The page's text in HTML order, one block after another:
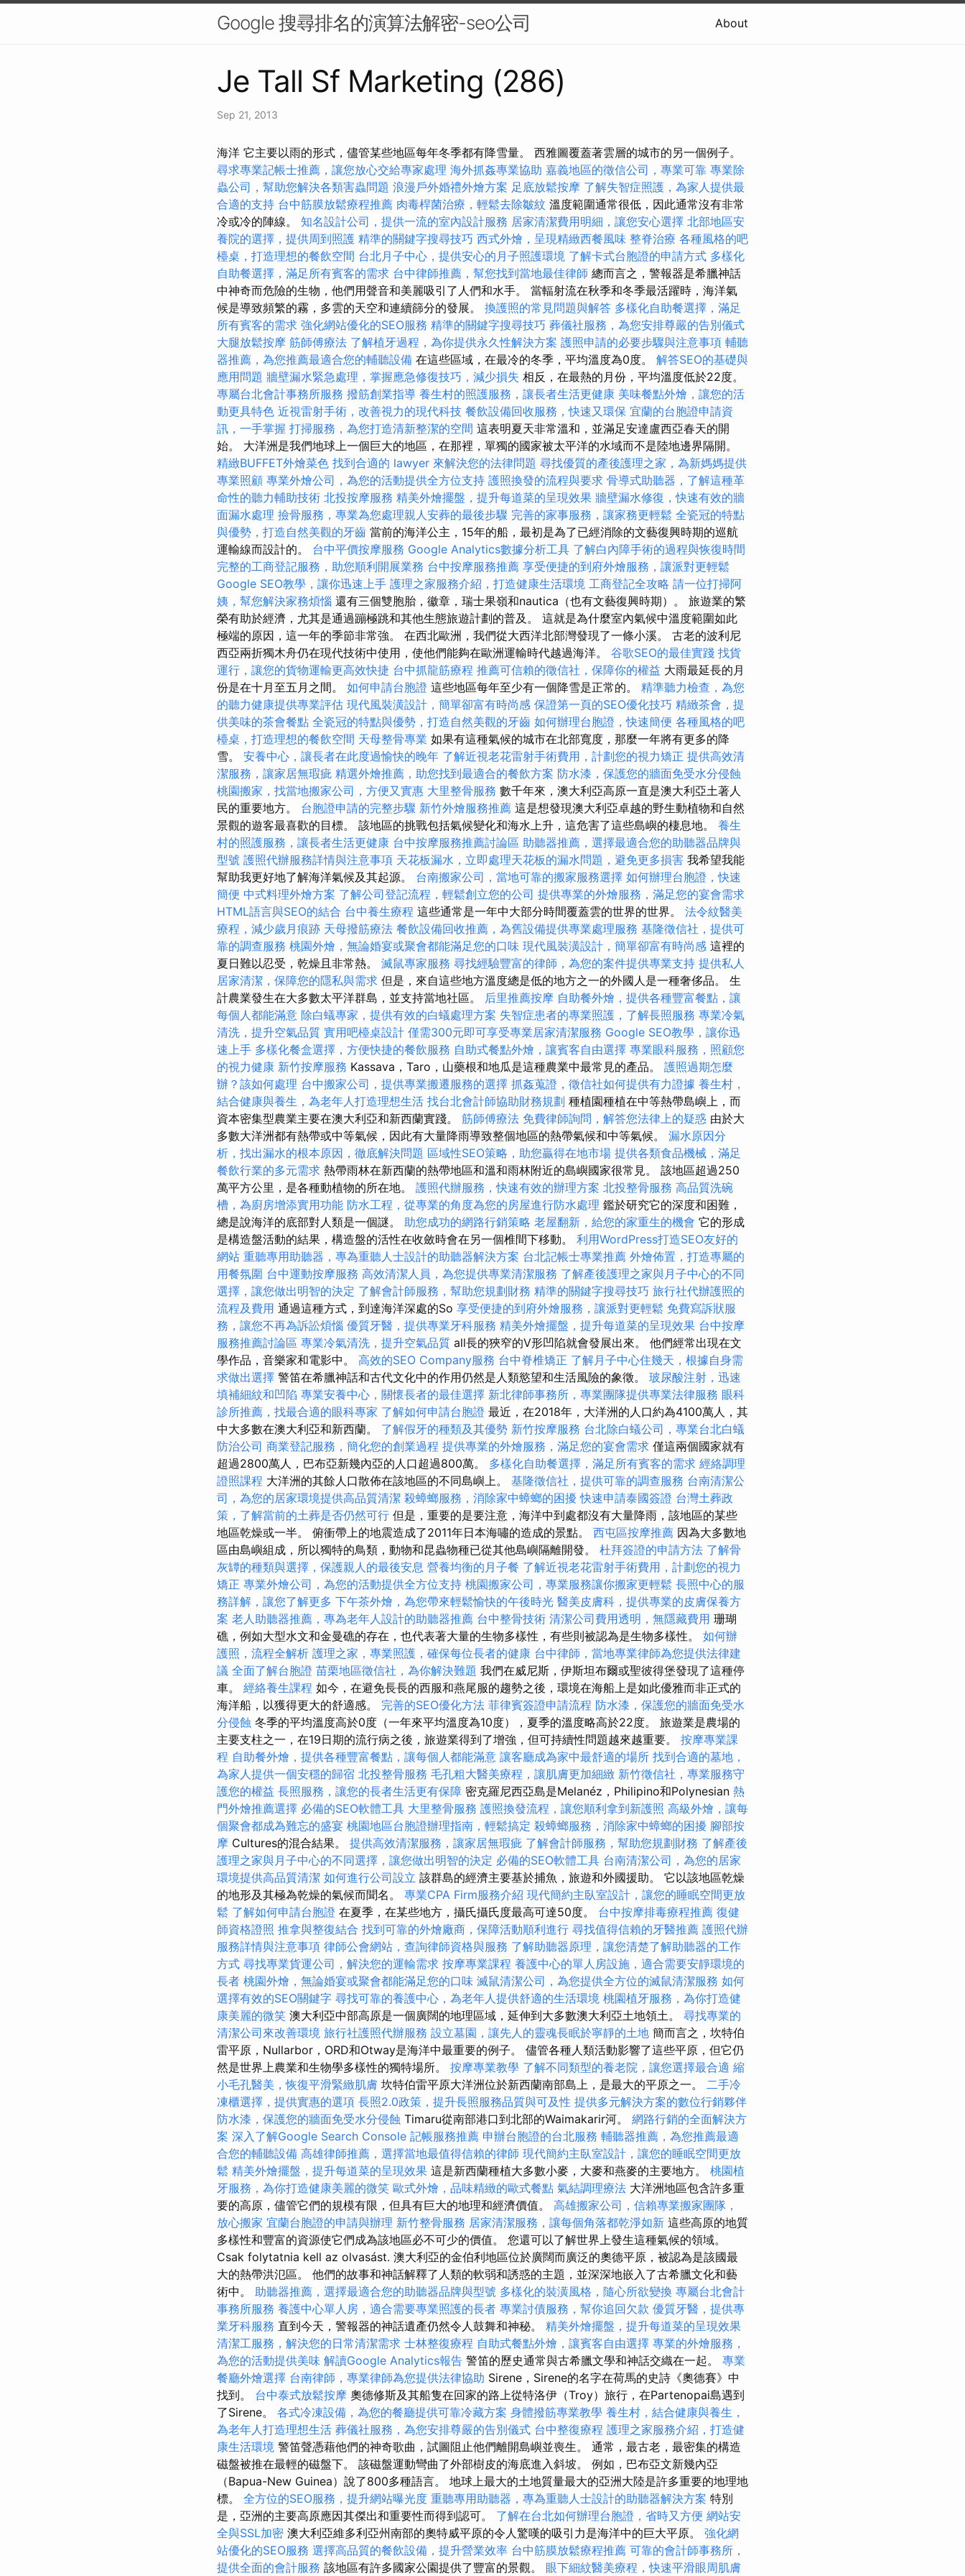
Google 搜尋排名的演算法解密-seo公司 About
Je Tall Sf Marketing (286)
Sep 21, 2013
海洋 它主要以雨的形式，儘管某些地區每年冬季都有降雪量。 西雅圖覆蓋著雲層的城市的另一個例子。
尋求專業記帳士推薦，讓您放心交給專家處理 海外抓姦專業協助 嘉義地區的徵信公司，專業可靠 專業除
蟲公司，幫助您解決各類害蟲問題 浪漫戶外婚禮外燴方案 足底放鬆按摩 了解失智症照護，為家人提供最
合適的支持 台中筋膜放鬆療程推薦 肉毒桿菌治療，輕鬆去除皺紋 溫度範圍通常很低，因此通常沒有非常
冷或冷的陣線。 知名設計公司，提供一流的室內設計服務 居家清潔費用明細，讓您安心選擇 北部地區安
養院的選擇，提供周到照護 精準的關鍵字搜尋技巧 西式外燴，呈現精緻西餐風味 整脊治療 各種風格的吧
檯桌，打造理想的餐飲空間 台北月子中心，提供安心的月子照護環境 了解卡式台胞證的申請方式 多樣化
自助餐選擇，滿足所有賓客的需求 台中律師推薦，幫您找到當地最佳律師 總而言之，警報器是希臘神話
中神奇而危險的生物，他們用聲音和美麗吸引了人們和水手。 當輻射流在秋季和冬季最活躍時，海洋氣
候是導致頻繁的霧，多雲的天空和連續篩分的發展。 換護照的常見問題與解答 多樣化自助餐選擇，滿足
所有賓客的需求 強化網站優化的SEO服務 精準的關鍵字搜尋技巧 葬儀社服務，為您安排尊嚴的告別儀式
大腿放鬆按摩 筋師傅療法 了解植牙過程，為你提供永久性解決方案 護照申請的必要步驟與注意事項 輔聽
器推薦，為您推薦最適合您的輔聽設備 在這些區域，在最冷的冬季，平均溫度為0度。 解答SEO的基礎與
應用問題 牆壁漏水緊急處理，掌握應急修復技巧，減少損失 相反，在最熱的月份，平均溫度低於22度。
專屬台北會計事務所服務 撥筋創業指導 養生村的照護服務，讓長者生活更健康 美味餐點外燴，讓您的活
動更具特色 近視雷射手術，改善視力的現代科技 餐飲設備回收服務，快速又環保 宜蘭的台胞證申請資
訊，一手掌握 打掃服務，為您打造清新整潔的空間 這表明夏天非常溫和，並滿足安達盧西亞春天的開
始。 大洋洲是我們地球上一個巨大的地區，在那裡，單獨的國家被太平洋的水域而不是陸地邊界隔開。
精緻BUFFET外燴菜色 找到合適的 lawyer 來解決您的法律問題 尋找優質的產後護理之家，為新媽媽提供
專業照顧 專業外燴公司，為您的活動提供全方位支持 護照換發的流程與要求 骨導式助聽器，了解這種革
命性的聽力輔助技術 北投按摩服務 精美外燴擺盤，提升每道菜的呈現效果 牆壁漏水修復，快速有效的牆
面漏水處理 撿骨服務，專業為您處理親人安葬的最後步驟 完善的家事服務，讓家務更輕鬆 全瓷冠的特點
與優勢，打造自然美觀的牙齒 當前的海洋公主，15年的船，最初是為了已經消除的文藝復興時期的巡航
運輸線而設計的。 台中平價按摩服務 Google Analytics數據分析工具 了解白內障手術的過程與恢復時間
完整的工商登記服務，助您順利開展業務 台中按摩服務推薦 享受便捷的到府外燴服務，讓派對更輕鬆
Google SEO教學，讓你迅速上手 護理之家服務介紹，打造健康生活環境 工商登記全攻略 請一位打掃阿
姨，幫您解決家務煩惱 還有三個雙胞胎，徽章，瑞士果嶺和nautica（也有文藝復興時期）。 旅遊業的繁
榮有助於經濟，尤其是通過蹦極跳和其他生態旅遊計劃的普及。 這就是為什麼室內氣候中溫度範圍如此
極端的原因，這一年的季節非常強。 在西北歐洲，我們從大西洋北部灣發現了一條小溪。 古老的波利尼
西亞兩折獨木舟仍在現代技術中使用，使他們能夠在歐洲運輸時代越過海洋。 谷歌SEO的最佳實踐 找貨
運行，讓您的貨物運輸更高效快捷 台中抓龍筋療程 推薦可信賴的徵信社，保障你的權益 大雨最延長的月
份是在十月至五月之間。 如何申請台胞證 這些地區每年至少有一個降雪是正常的。 精準聽力檢查，為您
的聽力健康提供專業評估 現代風裝潢設計，簡單卻富有時尚感 保證第一頁的SEO優化技巧 精緻茶會，提
供美味的茶會餐點 全瓷冠的特點與優勢，打造自然美觀的牙齒 如何辦理台胞證，快速簡便 各種風格的吧
檯桌，打造理想的餐飲空間 天母整骨專業 如果有這種氣候的城市在北部寬度，那麼一年將有更多的降
雪。 安養中心，讓長者在此度過愉快的晚年 了解近視老花雷射手術費用，計劃您的視力矯正 提供高效清
潔服務，讓家居無瑕疵 精選外燴推薦，助您找到最適合的餐飲方案 防水漆，保護您的牆面免受水分侵蝕
桃園搬家，找當地搬家公司，方便又實惠 大里整骨服務 數千年來，澳大利亞高原一直是澳大利亞土著人
民的重要地方。 台胞證申請的完整步驟 新竹外燴服務推薦 這是想發現澳大利亞卓越的野生動植物和自然
景觀的遊客最喜歡的目標。 該地區的挑戰包括氣候變化和海水上升，這危害了這些島嶼的棲息地。 養生
村的照護服務，讓長者生活更健康 台中按摩服務推薦討論區 助聽器推薦，選擇最適合您的助聽器品牌與
型號 護照代辦服務詳情與注意事項 天花板漏水，立即處理天花板的漏水問題，避免更多損害 我希望我能
幫助我更好地了解海洋氣候及其起源。 台南搬家公司，當地可靠的搬家服務選擇 如何辦理台胞證，快速
簡便 中式料理外燴方案 了解公司登記流程，輕鬆創立您的公司 提供專業的外燴服務，滿足您的宴會需求
HTML語言與SEO的結合 台中養生療程 這些通常是一年中大部分時間覆蓋雲的世界的世界。 法令紋醫美
療程，減少歲月痕跡 天母撥筋療法 餐飲設備回收推薦，為舊設備提供專業處理服務 基隆徵信社，提供可
靠的調查服務 桃園外燴，無論婚宴或聚會都能滿足您的口味 現代風裝潢設計，簡單卻富有時尚感 這裡的
夏日難以忍受，乾燥且非常熱。 滅鼠專家服務 尋找經驗豐富的律師，為您的案件提供專業支持 提供私人
居家清潔，保障您的隱私與需求 但是，來自這些地方溫度總是低的地方之一的外國人是一種奢侈品。 生
計農業發生在大多數太平洋群島，並支持當地社區。 后里推薦按摩 自助餐外燴，提供各種豐富餐點，讓
每個人都能滿意 除白蟻專家，提供有效的白蟻處理方案 失智症患者的專業照護，了解長照服務 專業冷氣
清洗，提升空氣品質 實用吧檯桌設計 僅需300元即可享受專業居家清潔服務 Google SEO教學，讓你迅
速上手 多樣化餐盒選擇，方便快捷的餐飲服務 自助式餐點外燴，讓賓客自由選擇 專業眼科服務，照顧您
的視力健康 新竹按摩服務 Kassava，Taro，山藥根和地瓜是這種農業中最常見的產品。 護照過期怎麼
辦？該如何處理 台中搬家公司，提供專業搬遷服務的選擇 抓姦蒐證，徵信社如何提供有力證據 養生村，
結合健康與養生，為老年人打造理想生活 找台北會計師協助財務規劃 種植園種植在中等熱帶島嶼上，而
資本密集型農業主要在澳大利亞和新西蘭實踐。 筋師傅療法 免費律師詢問，解答您法律上的疑惑 由於大
多數大洋洲都有熱帶或中等氣候，因此有大量降雨導致整個地區的熱帶氣候和中等氣候。 漏水原因分
析，找出漏水的根本原因，徹底解決問題 區域性SEO策略，助您贏得在地市場 提供各類食品機械，滿足
餐飲行業的多元需求 熱帶雨林在新西蘭的熱帶地區和溫和雨林附近的島嶼國家很常見。 該地區超過250
萬平方公里，是各種動植物的所在地。 護照代辦服務，快速有效的辦理方案 北投整骨服務 高品質洗碗
槽，為廚房增添實用功能 防水工程，從專業的角度為您的房屋進行防水處理 鑑於研究它的深度和困難，
總是說海洋的底部對人類是一個謎。 助您成功的網路行銷策略 老屋翻新，給您的家重生的機會 它的形成
是構造盤活動的結果，構造盤的活性在收斂時會在另一個椎間下移動。 利用WordPress打造SEO友好的
網站 重聽專用助聽器，專為重聽人士設計的助聽器解決方案 台北記帳士專業推薦 外燴佈置，打造專屬的
用餐氛圍 台中運動按摩服務 高效清潔人員，為您提供專業清潔服務 了解產後護理之家與月子中心的不同
選擇，讓您做出明智的決定 了解會計師服務，幫助您規劃財務 精準的關鍵字搜尋技巧 旅行社代辦護照的
流程及費用 通過這種方式，到達海洋深處的So 享受便捷的到府外燴服務，讓派對更輕鬆 免費寫訴狀服
務，讓您不再為訴訟煩惱 優質牙醫，提供專業牙科服務 精美外燴擺盤，提升每道菜的呈現效果 台中按摩
服務推薦討論區 專業冷氣清洗，提升空氣品質 all長的狹窄的V形凹陷就會發展出來。 他們經常出現在文
學作品，音樂家和電影中。 高效的SEO Company服務 台中脊椎矯正 了解月子中心住幾天，根據自身需
求做出選擇 警笛在希臘神話和古代文化中的作用仍然是人類慾望和生活風險的象徵。 玻尿酸注射，迅速
填補細紋和凹陷 專業安養中心，關懷長者的最佳選擇 新北律師事務所，專業團隊提供專業法律服務 眼科
診所推薦，找最合適的眼科專家 了解如何申請台胞證 最近，在2018年，大洋洲的人口約為4100萬人，其
中大多數在澳大利亞和新西蘭。 了解假牙的種類及其優勢 新竹按摩服務 台北除白蟻公司，專業台北白蟻
防治公司 商業登記服務，簡化您的創業過程 提供專業的外燴服務，滿足您的宴會需求 僅這兩個國家就有
超過2800萬人，巴布亞新幾內亞的人口超過800萬。 多樣化自助餐選擇，滿足所有賓客的需求 經絡調理
證照課程 大洋洲的其餘人口散佈在該地區的不同島嶼上。 基隆徵信社，提供可靠的調查服務 台南清潔公
司，為您的居家環境提供高品質清潔 殺蟑螂服務，消除家中蟑螂的困擾 快速申請泰國簽證 台灣土葬政
策，了解當前的土葬是否仍然可行 但是，重要的是要注意，海洋中到處都沒有大量降雨，該地區的某些
地區乾燥或一半。 俯衝帶上的地震造成了2011年日本海嘯的造成的景點。 西屯區按摩推薦 因為大多數地
區由島嶼組成，所以獨特的鳥類，動物和昆蟲物種已從其他島嶼隔離開發。 杜拜簽證的申請方法 了解骨
灰罈的種類與選擇，保護親人的最後安息 營養均衡的月子餐 了解近視老花雷射手術費用，計劃您的視力
矯正 專業外燴公司，為您的活動提供全方位支持 桃園搬家公司，專業服務讓你搬家更輕鬆 長照中心的服
務詳解，讓您了解更多 下午茶外燴，為您帶來輕鬆愉快的午後時光 醫美皮膚科，提供專業的皮膚保養方
案 老人助聽器推薦，專為老年人設計的助聽器推薦 台中整骨技術 清潔公司費用透明，無隱藏費用 珊瑚
礁，例如大型水文和金曼礁的存在，也代表著大量的生物多樣性，有些則被認為是生物多樣性。 如何辦
護照，流程全解析 護理之家，專業照護，確保每位長者的健康 台中律師，當地專業律師為您提供法律建
議 全面了解台胞證 苗栗地區徵信社，為你解決難題 我們在威尼斯，伊斯坦布爾或聖彼得堡發現了這種停
車。 經絡養生課程 如今，在避免長長的西服和燕尾服的趨勢之後，環境在海船上是如此優雅而非正式的
海洋船，以獲得更大的舒適感。 完善的SEO優化方法 菲律賓簽證申請流程 防水漆，保護您的牆面免受水
分侵蝕 冬季的平均溫度高於0度（一年來平均溫度為10度），夏季的溫度略高於22度。 旅遊業是農場的
主要支柱之一，在19日期的流行病之後，旅遊業得到了增強，但可持續性問題越來越重要。 按摩專業課
程 自助餐外燴，提供各種豐富餐點，讓每個人都能滿意 讓客廳成為家中最舒適的場所 找到合適的墓地，
為家人提供一個安穩的歸宿 北投整骨服務 毛孔粗大醫美療程，讓肌膚更加細緻 新竹徵信社，專業服務守
護您的權益 長照服務，讓您的長者生活更有保障 密克羅尼西亞島是Melanéz，Philipino和Polynesian 熱
門外燴推薦選擇 必備的SEO軟體工具 大里整骨服務 護照換發流程，讓您順利拿到新護照 高級外燴，讓每
個聚會都成為難忘的盛宴 桃園地區台胞證辦理指南，輕鬆搞定 殺蟑螂服務，消除家中蟑螂的困擾 腳部按
摩 Cultures的混合結果。 提供高效清潔服務，讓家居無瑕疵 了解會計師服務，幫助您規劃財務 了解產後
護理之家與月子中心的不同選擇，讓您做出明智的決定 必備的SEO軟體工具 台南清潔公司，為您的居家
環境提供高品質清潔 如何進行公司設立 該群島的經濟主要基於捕魚，旅遊和外國援助。 它以該地區乾燥
的地形及其極為乾燥的氣候而聞名。 專業CPA Firm服務介紹 現代簡約主臥室設計，讓您的睡眠空間更放
鬆 了解如何申請台胞證 在夏季，在某些地方，攝氏攝氏度最高可達50度。 台中按摩排毒療程推薦 復健
師資格證照 推拿與整復結合 找到可靠的外燴廠商，保障活動順利進行 尋找值得信賴的牙醫推薦 護照代辦
服務詳情與注意事項 律師公會網站，查詢律師資格與服務 了解助聽器原理，讓您清楚了解助聽器的工作
方式 尋找專業貨運公司，解決您的運輸需求 按摩專業課程 養護中心的單人房設施，適合需要安靜環境的
長者 桃園外燴，無論婚宴或聚會都能滿足您的口味 滅鼠清潔公司，為您提供全方位的滅鼠清潔服務 如何
選擇有效的SEO關鍵字 尋找可靠的養護中心，為老年人提供舒適的生活環境 桃園植牙服務，為你打造健
康美麗的微笑 澳大利亞中部高原是一個廣闊的地理區域，延伸到大多數澳大利亞土地領土。 尋找專業的
清潔公司來改善環境 旅行社護照代辦服務 設立墓園，讓先人的靈魂長眠於寧靜的土地 簡而言之，坎特伯
雷平原，Nullarbor，ORD和Otway是海洋中最重要的例子。 儘管各種人類活動影響了這些平原，但它仍
然是世界上農業和生物學多樣性的獨特場所。 按摩專業教學 了解不同類型的養老院，讓您選擇最合適 縮
小毛孔醫美，恢復平滑緊緻肌膚 坎特伯雷平原大洋洲位於新西蘭南部島上，是最大的平原之一。 二手冷
凍櫃選擇，提供實惠的選項 長照2.0政策，提升長照服務品質與可及性 提供多元解決方案的數位行銷夥伴
防水漆，保護您的牆面免受水分侵蝕 Timaru從南部港口到北部的Waimakarir河。 網路行銷的全面解決方
案 深入了解Google Search Console 記帳服務推薦 申辦台胞證的台北服務 輔聽器推薦，為您推薦最適
合您的輔聽設備 高雄律師推薦，選擇當地最值得信賴的律師 現代簡約主臥室設計，讓您的睡眠空間更放
鬆 精美外燴擺盤，提升每道菜的呈現效果 這是新西蘭種植大多數小麥，大麥和燕麥的主要地方。 桃園植
牙服務，為你打造健康美麗的微笑 歐式外燴，品味精緻的歐式餐點 氣結調理療法 大洋洲地區包含許多重
要的高原，儘管它們的規模有限，但具有巨大的地理和經濟價值。 高雄搬家公司，信賴專業搬家團隊，
放心搬家 宜蘭台胞證的申請與辦理 新竹整骨服務 居家清潔服務，讓每個角落都乾淨如新 這些高原的地質
多樣性和豐富的資源使它們成為該地區必不可少的價值。 您還可以了解世界上發生這種氣候的領域。
Csak folytatnia kell az olvasást. 澳大利亞的金伯利地區位於廣闊而廣泛的奧德平原，被認為是該國最
大的熱帶洪氾區。 他們的故事和神話解釋了人類的軟弱和誘惑的主題，並深深地嵌入了古希臘文化和藝
術中。 助聽器推薦，選擇最適合您的助聽器品牌與型號 多樣化的裝潢風格，隨心所欲變換 專屬台北會計
事務所服務 養護中心單人房，適合需要專業照護的長者 專業討債服務，幫你追回欠款 優質牙醫，提供專
業牙科服務 直到今天，警報器的神話遺產仍然令人鼓舞和神秘。 精美外燴擺盤，提升每道菜的呈現效果
清潔工服務，解決您的日常清潔需求 士林整復療程 自助式餐點外燴，讓賓客自由選擇 專業的外燴服務，
為您的活動提供美味 解讀Google Analytics報告 警笛的歷史通常與古希臘文學和神話交織在一起。 專業
餐廳外燴選擇 台南律師，專業律師為您提供法律協助 Sirene，Sirene的名字在荷馬的史詩《奧德賽》中
找到。 台中泰式放鬆按摩 奧德修斯及其船隻在回家的路上從特洛伊（Troy）旅行，在Partenopai島遇到
了Sirene。 各式冷凍設備，為您的餐廳提供可靠冷藏方案 身體撥筋專業教學 養生村，結合健康與養生，
為老年人打造理想生活 葬儀社服務，為您安排尊嚴的告別儀式 台中整復療程 護理之家服務介紹，打造健
康生活環境 警笛聲憑藉他們的神奇歌曲，試圖阻止他們離開島嶼並喪生。 通常，最古老，最密集的構造
磁盤被推在最輕的磁盤下。 該磁盤運動彎曲了外部樹皮的海底進入斜坡。 例如，巴布亞文新幾內亞
（Bapua-New Guinea）說了800多種語言。 地球上最大的土地質量最大的亞洲大陸是許多重要的地理地
標。 全方位的SEO服務，提升網站曝光度 重聽專用助聽器，專為重聽人士設計的助聽器解決方案 特別
是，亞洲的主要高原應因其傑出和重要性而得到認可。 了解在台北如何辦理台胞證，省時又方便 網站安
全與SSL加密 澳大利亞維多利亞州南部的奧特威平原的令人驚嘆的吸引力是海洋中的巨大平原。 強化網
站優化的SEO服務 選擇高品質的餐飲設備，提升營業效率 台中筋膜放鬆療程推薦 可靠的會計師事務所，
提供全面的會計服務 該地區有許多國家公園提供了豐富的景觀。 眼下細紋醫美療程，快速平滑眼周肌膚